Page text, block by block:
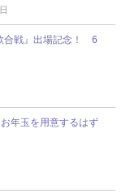
合戦』出場記念！ 6
年玉を用意するはず